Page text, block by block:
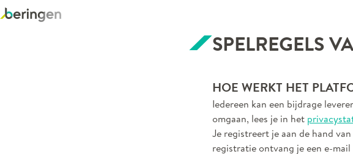
SPELREGELS
HOE WERKT HET
Iedereen kan een bijdrage
omgaan, lees je in het
Je registreert je aan de hand
registratie ontvang je een e-